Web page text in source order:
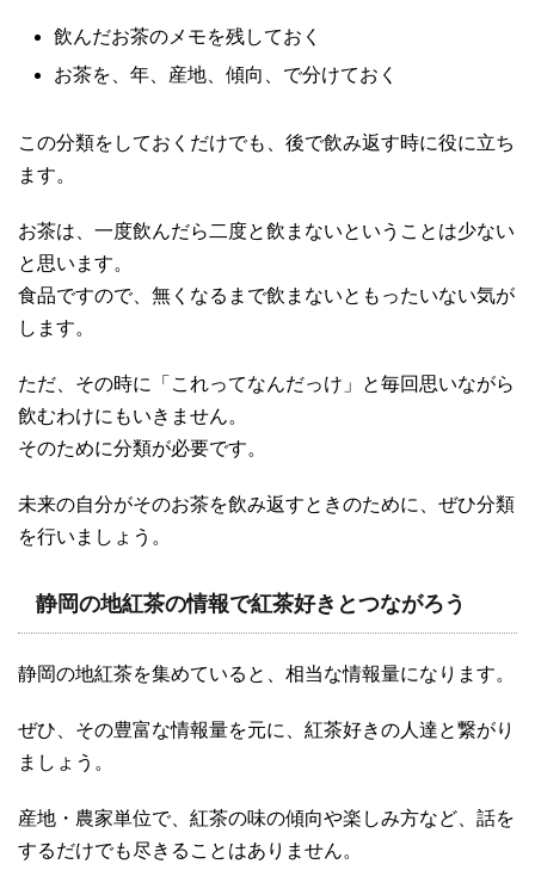
飲んだお茶のメモを残しておく
お茶を、年、産地、傾向、で分けておく
この分類をしておくだけでも、後で飲み返す時に役に立ち
ます。
お茶は、一度飲んだら二度と飲まないということは少ない
と思います。
食品ですので、無くなるまで飲まないともったいない気が
します。
ただ、その時に「これってなんだっけ」と毎回思いながら
飲むわけにもいきません。
そのために分類が必要です。
未来の自分がそのお茶を飲み返すときのために、ぜひ分類
を行いましょう。
静岡の地紅茶の情報で紅茶好きとつながろう
静岡の地紅茶を集めていると、相当な情報量になります。
ぜひ、その豊富な情報量を元に、紅茶好きの人達と繋がり
ましょう。
産地・農家単位で、紅茶の味の傾向や楽しみ方など、話を
するだけでも尽きることはありません。